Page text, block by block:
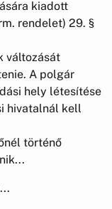
kiadott
rendelet) 29. §
változását
A polgár
hely létesítése
hivatalnál kell
történő